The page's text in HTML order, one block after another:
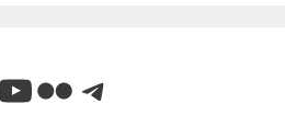
YouTube
FlickrTelegram